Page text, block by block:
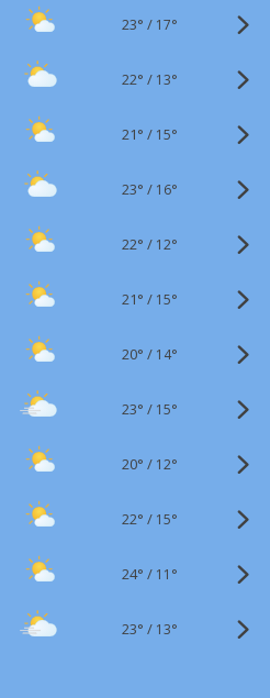
23° / 17°
22° / 13°
21° / 15°
23° / 16°
22° / 12°
21° / 15°
20° / 14°
23° / 15°
20° / 12°
22° / 15°
24° / 11°
23° / 13°